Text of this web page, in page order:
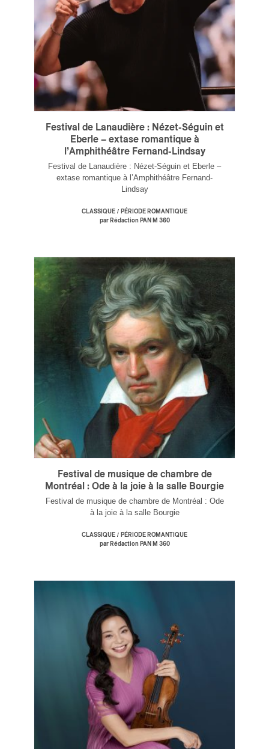
Festival de Lanaudière : Nézet-Séguin et
Eberle – extase romantique à
l’Amphithéâtre Fernand-Lindsay
Festival de Lanaudière : Nézet-Séguin et Eberle –
extase romantique à l’Amphithéâtre Fernand-
Lindsay
CLASSIQUE / PÉRIODE ROMANTIQUE
par Rédaction PAN M 360
Festival de musique de chambre de
Montréal : Ode à la joie à la salle Bourgie
Festival de musique de chambre de Montréal : Ode
à la joie à la salle Bourgie
CLASSIQUE / PÉRIODE ROMANTIQUE
par Rédaction PAN M 360